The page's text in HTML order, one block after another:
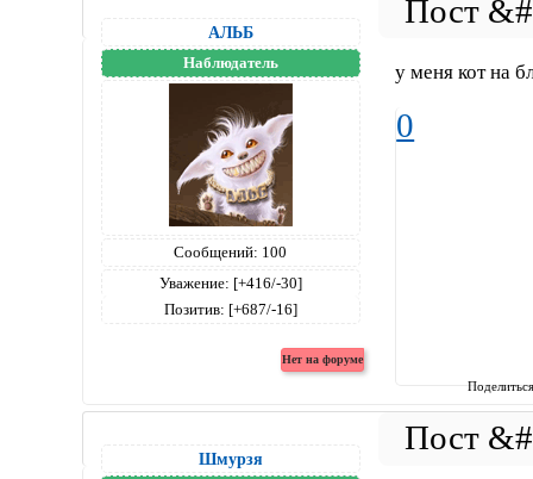
АЛЬБ
Наблюдатель
Сообщений: 100
Уважение: [+416/-30]
Позитив: [+687/-16]
у меня кот на
0
Шмурзя